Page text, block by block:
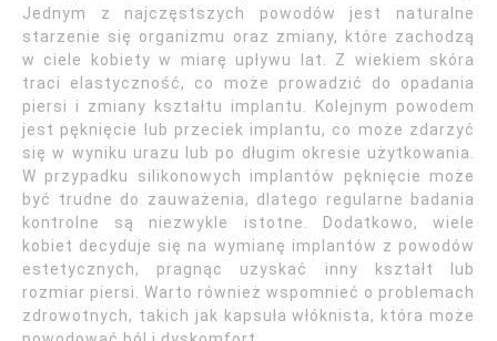
Jednym z najczęstszych powodów jest naturalne
starzenie się organizmu oraz zmiany, które zachodzą
w ciele kobiety w miarę upływu lat. Z wiekiem skóra
traci elastyczność, co może prowadzić do opadania
piersi i zmiany kształtu implantu. Kolejnym powodem
jest pęknięcie lub przeciek implantu, co może zdarzyć
się w wyniku urazu lub po długim okresie użytkowania.
W przypadku silikonowych implantów pęknięcie może
być trudne do zauważenia, dlatego regularne badania
kontrolne są niezwykle istotne. Dodatkowo, wiele
kobiet decyduje się na wymianę implantów z powodów
estetycznych, pragnąc uzyskać inny kształt lub
rozmiar piersi. Warto również wspomnieć o problemach
zdrowotnych, takich jak kapsuła włóknista, która może